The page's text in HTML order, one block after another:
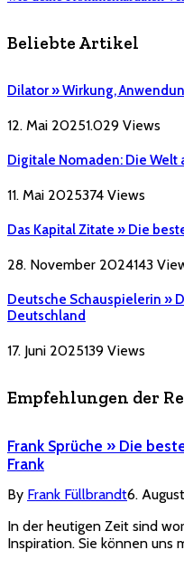
Beliebte Artikel
Dilator » Wirkung,
12. Mai 20251.029 Views
Digitale Nomaden: Die Welt
11. Mai 2025374 Views
Das Kapital Zitate » Die
28. November 2024143
Deutsche Schauspielerin »
Deutschland
17. Juni 2025139 Views
Empfehlungen der
Frank Sprüche » Die
Frank
By Frank Füllbrandt6.
In der heutigen Zeit sind
Inspiration. Sie können uns